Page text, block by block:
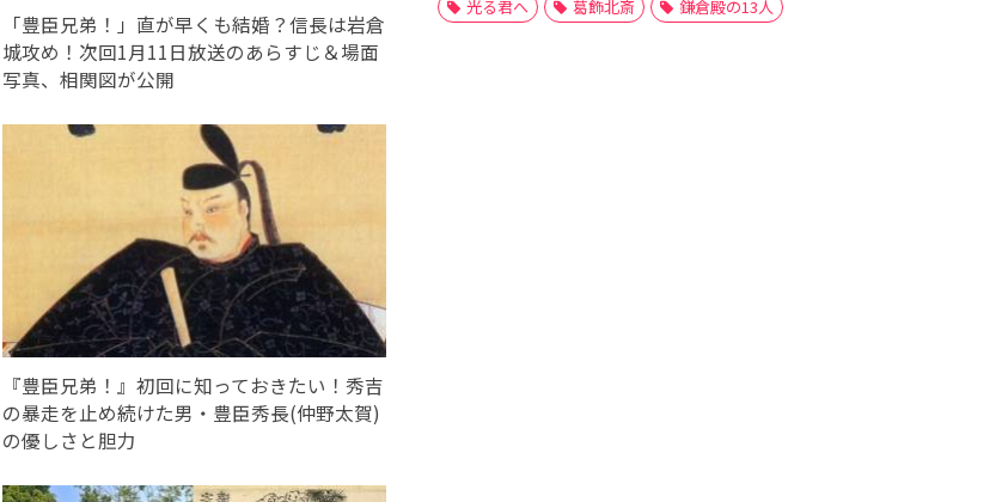
「豊臣兄弟！」直が早くも結婚？信長は岩倉
城攻め！次回1月11日放送のあらすじ＆場面
写真、相関図が公開
『豊臣兄弟！』初回に知っておきたい！秀吉
の暴走を止め続けた男・豊臣秀長(仲野太賀)
の優しさと胆力
光る君へ
葛飾北斎 鎌倉殿の13人